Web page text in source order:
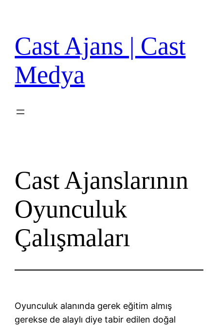
Cast Ajans | Cast
Medya
Cast Ajanslarının
Oyunculuk
Çalışmaları
Oyunculuk alanında gerek eğitim almış
gerekse de alaylı diye tabir edilen doğal